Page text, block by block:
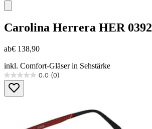
Carolina Herrera HER 0392
ab€ 138,90
inkl. Comfort-Gläser in Sehstärke
0.0 (0)
0.0
von
5